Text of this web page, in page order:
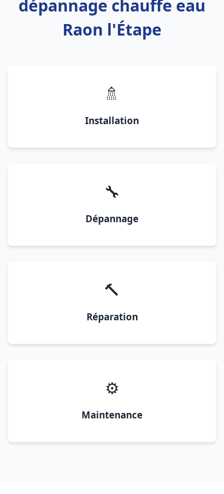
dépannage chauffe eau
Raon l'Étape
🚿
Installation
🔧
Dépannage
🔨
Réparation
⚙️
Maintenance